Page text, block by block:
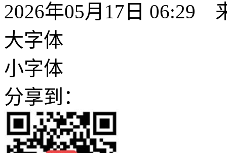
2026年05月17日 06:29
大字体
小字体
分享到：